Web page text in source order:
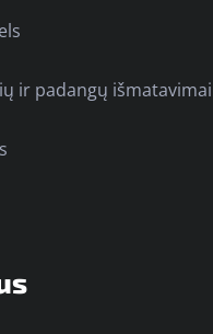
ir padangų išmatavimai